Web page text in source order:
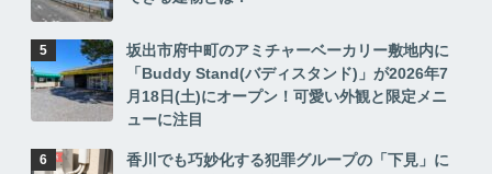
坂出市府中町のアミチャーベーカリー敷地内に
「Buddy Stand(バディスタンド)」が2026年7
月18日(土)にオープン！可愛い外観と限定メニ
ューに注目
香川でも巧妙化する犯罪グループの「下見」に